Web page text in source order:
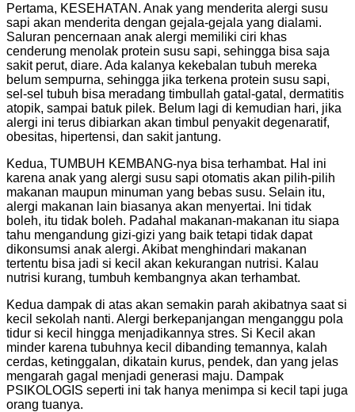
Pertama, KESEHATAN. Anak yang menderita alergi susu
sapi akan menderita dengan gejala-gejala yang dialami.
Saluran pencernaan anak alergi memiliki ciri khas
cenderung menolak protein susu sapi, sehingga bisa saja
sakit perut, diare. Ada kalanya kekebalan tubuh mereka
belum sempurna, sehingga jika terkena protein susu sapi,
sel-sel tubuh bisa meradang timbullah gatal-gatal, dermatitis
atopik, sampai batuk pilek. Belum lagi di kemudian hari, jika
alergi ini terus dibiarkan akan timbul penyakit degenaratif,
obesitas, hipertensi, dan sakit jantung.
Kedua, TUMBUH KEMBANG-nya bisa terhambat. Hal ini
karena anak yang alergi susu sapi otomatis akan pilih-pilih
makanan maupun minuman yang bebas susu. Selain itu,
alergi makanan lain biasanya akan menyertai. Ini tidak
boleh, itu tidak boleh. Padahal makanan-makanan itu siapa
tahu mengandung gizi-gizi yang baik tetapi tidak dapat
dikonsumsi anak alergi. Akibat menghindari makanan
tertentu bisa jadi si kecil akan kekurangan nutrisi. Kalau
nutrisi kurang, tumbuh kembangnya akan terhambat.
Kedua dampak di atas akan semakin parah akibatnya saat si
kecil sekolah nanti. Alergi berkepanjangan menganggu pola
tidur si kecil hingga menjadikannya stres. Si Kecil akan
minder karena tubuhnya kecil dibanding temannya, kalah
cerdas, ketinggalan, dikatain kurus, pendek, dan yang jelas
mengarah gagal menjadi generasi maju. Dampak
PSIKOLOGIS seperti ini tak hanya menimpa si kecil tapi juga
orang tuanya.